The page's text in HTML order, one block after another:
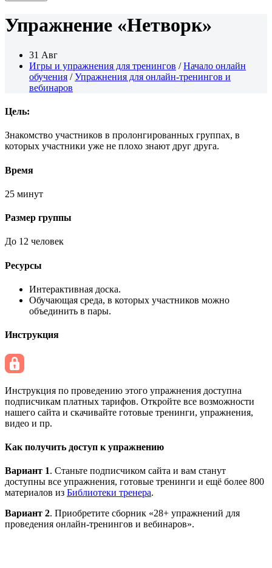
Упражнение «Нетворк»
31 Авг
Игры и упражнения для тренингов /Начало онлайн
обучения /Упражнения для онлайн-тренингов и
вебинаров
Цель:
Знакомство участников в пролонгированных группах, в
которых участники уже не плохо знают друг друга.
Время
25 минут
Размер группы
До 12 человек
Ресурсы
Интерактивная доска.
Обучающая среда, в которых участников можно
объединить в пары.
Инструкция
Инструкция по проведению этого упражнения доступна
подписчикам платных тарифов. Откройте все возможности
нашего сайта и скачивайте готовые тренинги, упражнения,
видео и пр.
Как получить доступ к упражнению
Вариант 1. Станьте подписчиком сайта и вам станут
доступны все упражнения, готовые тренинги и ещё более 800
материалов из Библиотеки тренера.
Вариант 2. Приобретите сборник «28+ упражнений для
проведения онлайн-тренингов и вебинаров».